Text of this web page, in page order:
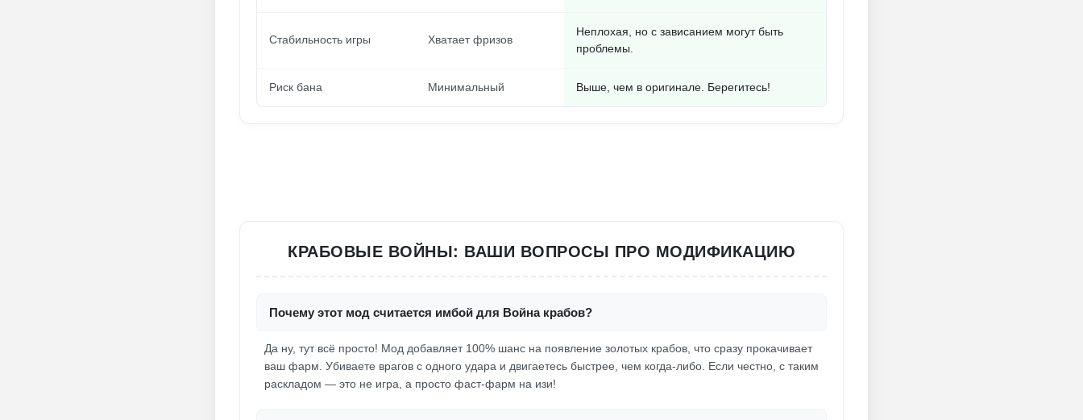
Стабильность игры Хватает фризов
Неплохая, но с зависанием могут быть
проблемы.
Риск бана Минимальный Выше, чем в оригинале. Берегитесь!
КРАБОВЫЕ ВОЙНЫ: ВАШИ ВОПРОСЫ ПРО МОДИФИКАЦИЮ
Почему этот мод считается имбой для Война крабов?
Да ну, тут всё просто! Мод добавляет 100% шанс на появление золотых крабов, что сразу прокачивает
ваш фарм. Убиваете врагов с одного удара и двигаетесь быстрее, чем когда-либо. Если честно, с таким
раскладом — это не игра, а просто фаст-фарм на изи!